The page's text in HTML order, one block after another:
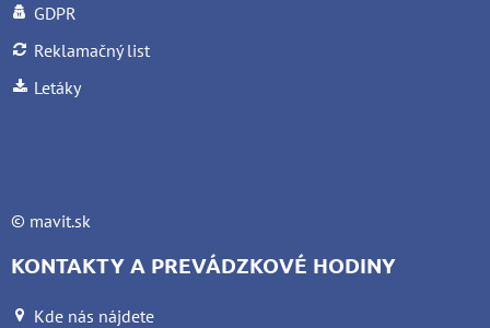
GDPR
Reklamačný list
Letáky
© mavit.sk
KONTAKTY A PREVÁDZKOVÉ HODINY
Kde nás nájdete